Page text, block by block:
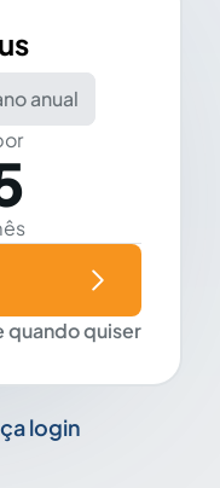
anual
quando quiser
login